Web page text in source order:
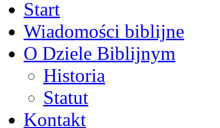
Start
Wiadomości biblijne
O Dziele Biblijnym
Historia
Statut
Kontakt